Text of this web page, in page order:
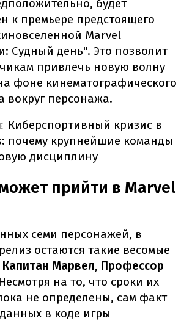
будет
к премьере предстоящего
Marvel
Судный день". Это позволит
привлечь новую волну
фоне кинематографического
вокруг персонажа.
Киберспортивный кризис в
почему крупнейшие команды
дисциплину
прийти в Marvel
семи персонажей, в
остаются такие весомые
Капитан Марвел, Профессор
на то, что сроки их
не определены, сам факт
в коде игры